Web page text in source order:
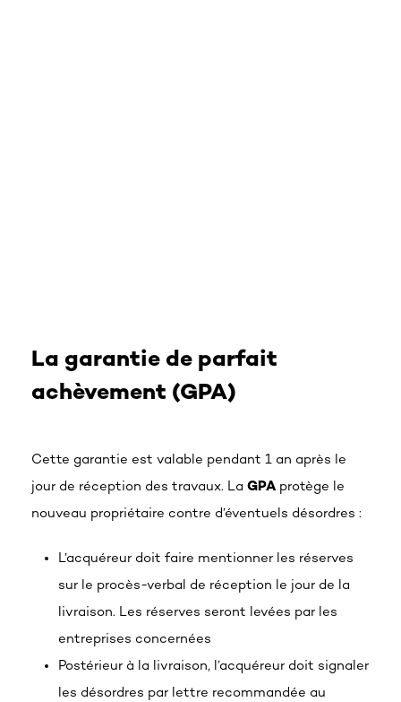
La garantie de parfait
achèvement (GPA)
Cette garantie est valable pendant 1 an après le
jour de réception des travaux. La GPA protège le
nouveau propriétaire contre d’éventuels désordres :
L’acquéreur doit faire mentionner les réserves
sur le procès-verbal de réception le jour de la
livraison. Les réserves seront levées par les
entreprises concernées
Postérieur à la livraison, l’acquéreur doit signaler
les désordres par lettre recommandée au